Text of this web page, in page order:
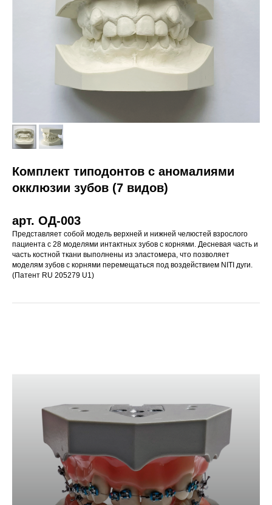
Комплект типодонтов с аномалиями
окклюзии зубов (7 видов)
арт. ОД-003
Представляет собой модель верхней и нижней челюстей взрослого
пациента с 28 моделями интактных зубов с корнями. Десневая часть и
часть костной ткани выполнены из эластомера, что позволяет
моделям зубов с корнями перемещаться под воз­действием NITI дуги.
(Патент RU 205279 U1)